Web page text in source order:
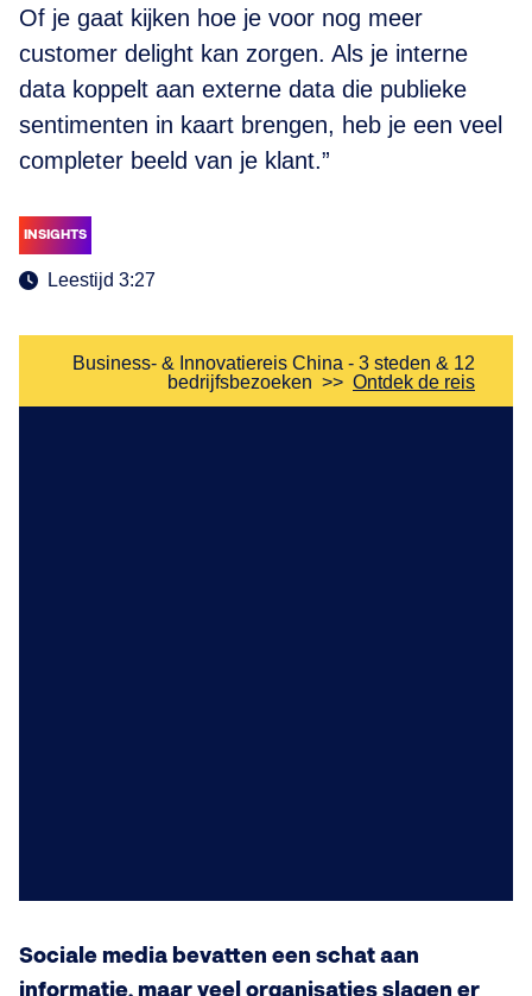
Of je gaat kijken hoe je voor nog meer
customer delight kan zorgen. Als je interne
data koppelt aan externe data die publieke
sentimenten in kaart brengen, heb je een veel
completer beeld van je klant.”
INSIGHTS
Leestijd 3:27
Business- & Innovatiereis China - 3 steden & 12
bedrijfsbezoeken >> Ontdek de reis
Sociale media bevatten een schat aan
informatie, maar veel organisaties slagen er